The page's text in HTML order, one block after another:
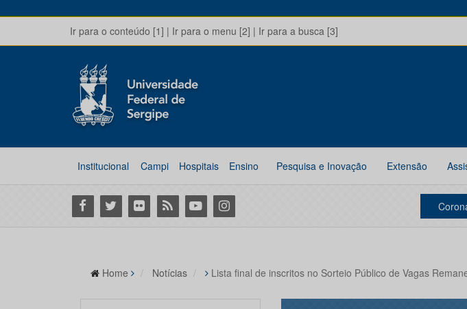
Ir para o conteúdo [1] | Ir para o menu [2] | Ir para a busca [3]
Institucional Campi Hospitais Ensino Pesquisa e Inovação Extensão
Facebook
Twitter Flickr RSS YoutubeInstagram
Home Notícias Lista final de inscritos no Sorteio Público de Vagas